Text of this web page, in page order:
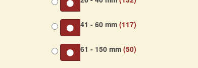
41 - 60 mm (117)
61 - 150 mm (50)